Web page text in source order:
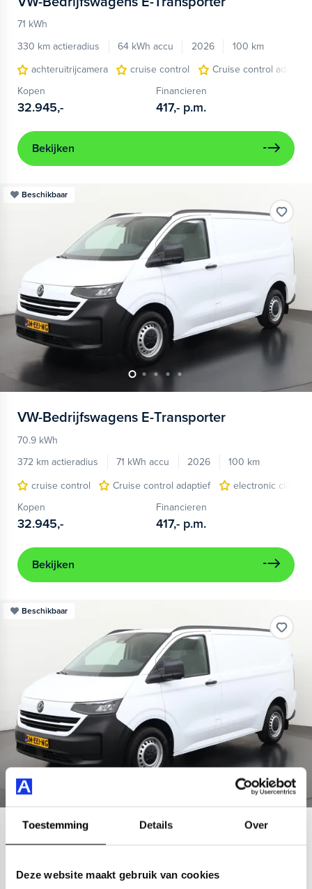
Toestemming Details Over
Deze website maakt gebruik van cookies
71 kWh
330 km actieradius
64 kWh accu 2026
100 km
achteruitrijcamera
cruise control
Cruise control adaptief
Kopen
32.945,-
Financieren
417,- p.m.
Bekijken
Beschikbaar
VW-Bedrijfswagens E-Transporter
70.9 kWh
372 km actieradius
71 kWh accu 2026
100 km
cruise control
Cruise control adaptief
electronic climate
Kopen
32.945,-
Financieren
417,- p.m.
Bekijken
Beschikbaar
Ford E-Transit Custom
372 km actieradius
71 kWh accu 2026